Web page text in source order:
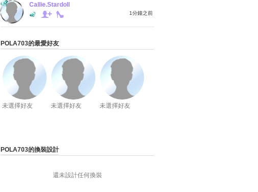
Callie.Stardoll
1分鐘之前
POLA703的最愛好友
未選擇好友 未選擇好友 未選擇好友
POLA703的換裝設計
還未設計任何換裝